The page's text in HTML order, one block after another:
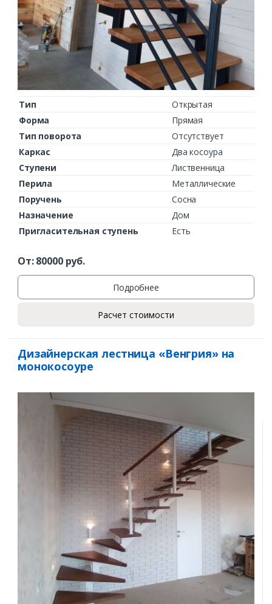
Тип
Открытая
Форма
Прямая
Тип поворота
Отсутствует
Каркас
Два косоура
Ступени
Лиственница
Перила
Металлические
Поручень
Сосна
Назначение
Дом
Пригласительная ступень
Есть
От:80000руб.
Подробнее
Расчет стоимости
Дизайнерская лестница «Венгрия» на
монокосоуре